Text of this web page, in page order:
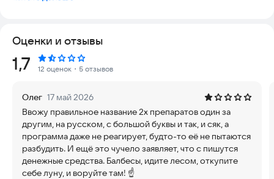
регулярно обновляются, чтобы вы всегда имели доступ к
актуальной информации.
Важно помнить: приложение создано для образовательных
консультацию. Перед изменением схемы лечения
обязательно проконсультируйтесь с врачом.
Попробуйте приложение прямо сейчас, чтобы убедиться в
безопасности вашей терапии.
Оценки и отзывы
Рейтинг:
1,7 12 оценок ・5 отзывов
Олег 17 май 2026
Ввожу правильное название 2х препаратов один за
другим, на русском, с большой буквы и так, и сяк, а
программа даже не реагирует, будто-то её не пытаются
разбудить. И ещё это чучело заявляет, что с пишутся
денежные средства. Балбесы, идите лесом, откупите
себе луну, и воруйте там! ☝️